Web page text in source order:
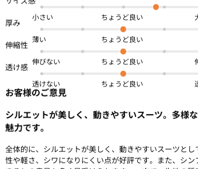
ネット限定 春号
商品番号： OWB9-22168
小さい
薄い
伸びない
透けない
お客様のご意見
シルエットが美しく、動きやすいスーツ。多様
魅力です。
全体的に、シルエットが美しく、動きやすいスーツと
性や軽さ、シワになりにくい点が好評です。また、シ